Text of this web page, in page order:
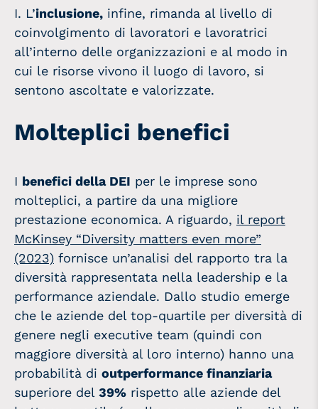
I. L’inclusione, infine, rimanda al livello di
coinvolgimento di lavoratori e lavoratrici
all’interno delle organizzazioni e al modo in
cui le risorse vivono il luogo di lavoro, si
sentono ascoltate e valorizzate.
Molteplici benefici
I benefici della DEI per le imprese sono
molteplici, a partire da una migliore
prestazione economica. A riguardo, il report
McKinsey “Diversity matters even more”
(2023) fornisce un’analisi del rapporto tra la
diversità rappresentata nella leadership e la
performance aziendale. Dallo studio emerge
che le aziende del top-quartile per diversità di
genere negli executive team (quindi con
maggiore diversità al loro interno) hanno una
probabilità di outperformance finanziaria
superiore del 39% rispetto alle aziende del